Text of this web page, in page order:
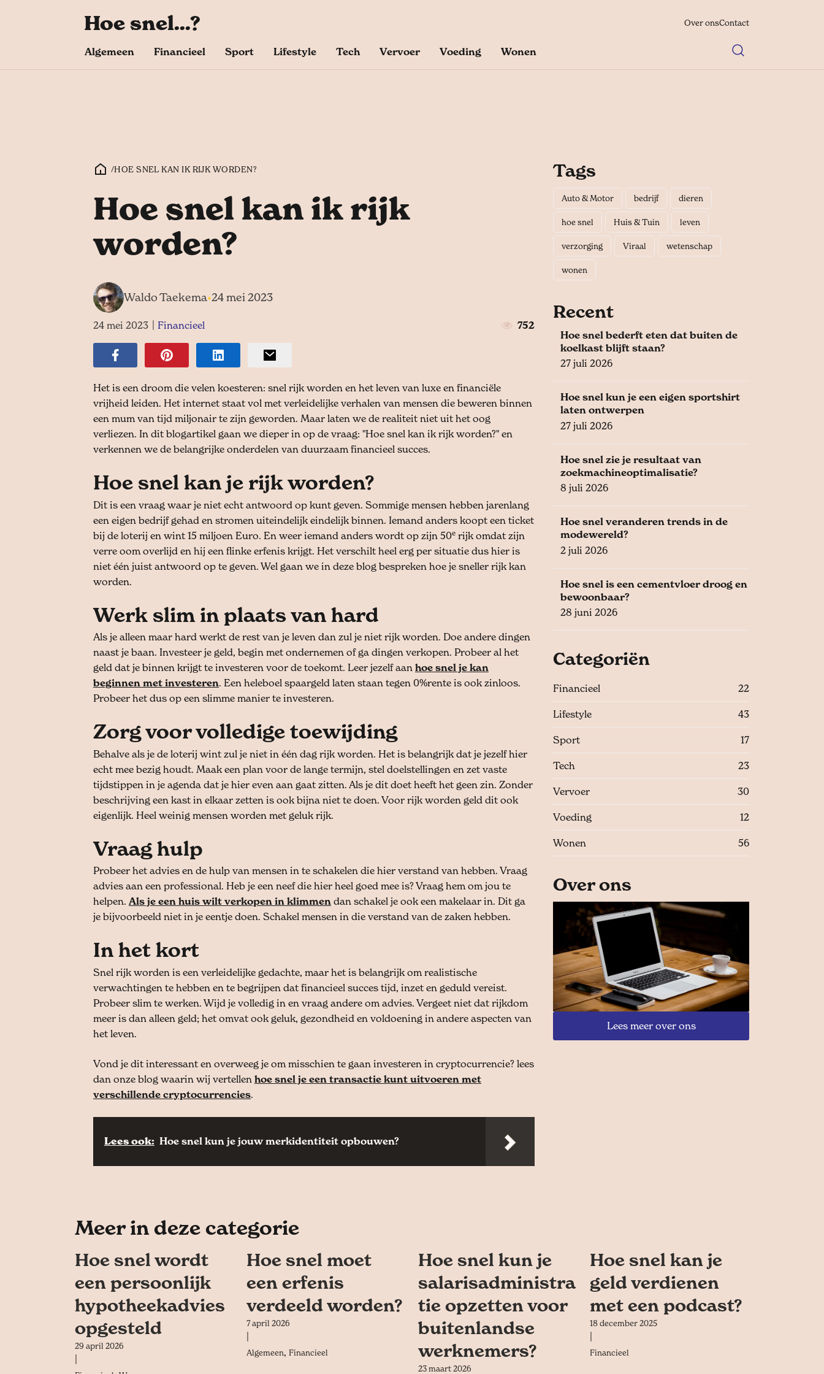
Hoe snel...? Over onsContact
Algemeen Financieel Sport Lifestyle Tech Vervoer Voeding Wonen
/HOE SNEL KAN IK RIJK WORDEN?
Hoe snel kan ik rijk
worden?
Waldo Taekema•24 mei 2023
24 mei 2023 Financieel 752
Het is een droom die velen koesteren: snel rijk worden en het leven van luxe en financiële
vrijheid leiden. Het internet staat vol met verleidelijke verhalen van mensen die beweren binnen
een mum van tijd miljonair te zijn geworden. Maar laten we de realiteit niet uit het oog
verliezen. In dit blogartikel gaan we dieper in op de vraag: "Hoe snel kan ik rijk worden?" en
verkennen we de belangrijke onderdelen van duurzaam financieel succes.
Hoe snel kan je rijk worden?
Dit is een vraag waar je niet echt antwoord op kunt geven. Sommige mensen hebben jarenlang
een eigen bedrijf gehad en stromen uiteindelijk eindelijk binnen. Iemand anders koopt een ticket
bij de loterij en wint 15 miljoen Euro. En weer iemand anders wordt op zijn 50e rijk omdat zijn
verre oom overlijd en hij een flinke erfenis krijgt. Het verschilt heel erg per situatie dus hier is
niet één juist antwoord op te geven. Wel gaan we in deze blog bespreken hoe je sneller rijk kan
worden.
Werk slim in plaats van hard
Als je alleen maar hard werkt de rest van je leven dan zul je niet rijk worden. Doe andere dingen
naast je baan. Investeer je geld, begin met ondernemen of ga dingen verkopen. Probeer al het
geld dat je binnen krijgt te investeren voor de toekomt. Leer jezelf aan hoe snel je kan
beginnen met investeren. Een heleboel spaargeld laten staan tegen 0%rente is ook zinloos.
Probeer het dus op een slimme manier te investeren.
Zorg voor volledige toewijding
Behalve als je de loterij wint zul je niet in één dag rijk worden. Het is belangrijk dat je jezelf hier
echt mee bezig houdt. Maak een plan voor de lange termijn, stel doelstellingen en zet vaste
tijdstippen in je agenda dat je hier even aan gaat zitten. Als je dit doet heeft het geen zin. Zonder
beschrijving een kast in elkaar zetten is ook bijna niet te doen. Voor rijk worden geld dit ook
eigenlijk. Heel weinig mensen worden met geluk rijk.
Vraag hulp
Probeer het advies en de hulp van mensen in te schakelen die hier verstand van hebben. Vraag
advies aan een professional. Heb je een neef die hier heel goed mee is? Vraag hem om jou te
helpen. Als je een huis wilt verkopen in klimmen dan schakel je ook een makelaar in. Dit ga
je bijvoorbeeld niet in je eentje doen. Schakel mensen in die verstand van de zaken hebben.
In het kort
Snel rijk worden is een verleidelijke gedachte, maar het is belangrijk om realistische
verwachtingen te hebben en te begrijpen dat financieel succes tijd, inzet en geduld vereist.
Probeer slim te werken. Wijd je volledig in en vraag andere om advies. Vergeet niet dat rijkdom
meer is dan alleen geld; het omvat ook geluk, gezondheid en voldoening in andere aspecten van
het leven.
Vond je dit interessant en overweeg je om misschien te gaan investeren in cryptocurrencie? lees
dan onze blog waarin wij vertellen hoe snel je een transactie kunt uitvoeren met
verschillende cryptocurrencies.
Lees ook: Hoe snel kun je jouw merkidentiteit opbouwen?
Tags
Auto & Motor bedrijf dieren
hoe snel Huis & Tuin leven
verzorging Viraal wetenschap
wonen
Recent
Hoe snel bederft eten dat buiten de
koelkast blijft staan?
27 juli 2026
Hoe snel kun je een eigen sportshirt
laten ontwerpen
27 juli 2026
Hoe snel zie je resultaat van
zoekmachineoptimalisatie?
8 juli 2026
Hoe snel veranderen trends in de
modewereld?
2 juli 2026
Hoe snel is een cementvloer droog en
bewoonbaar?
28 juni 2026
Categoriën
Financieel 22
Lifestyle 43
Sport 17
Tech 23
Vervoer 30
Voeding 12
Wonen 56
Over ons
Lees meer over ons
Meer in deze categorie
Hoe snel wordt
een persoonlijk
hypotheekadvies
opgesteld
29 april 2026
Hoe snel moet
een erfenis
verdeeld worden?
7 april 2026
Algemeen, Financieel
Hoe snel kun je
salarisadministra
tie opzetten voor
buitenlandse
werknemers?
23 maart 2026
Hoe snel kan je
geld verdienen
met een podcast?
18 december 2025
Financieel